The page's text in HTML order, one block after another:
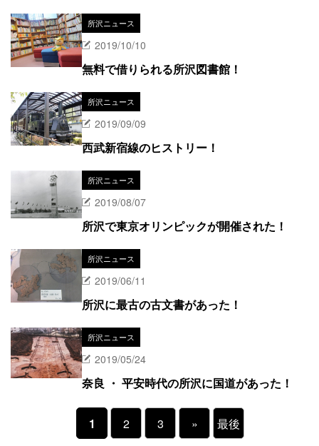
所沢ニュース
2019/10/10
無料で借りられる所沢図書館！
所沢ニュース
2019/09/09
西武新宿線のヒストリー！
所沢ニュース
2019/08/07
所沢で東京オリンピックが開催された！
所沢ニュース
2019/06/11
所沢に最古の古文書があった！
所沢ニュース
2019/05/24
奈良 ・ 平安時代の所沢に国道があった！
1 2 3 » 最後